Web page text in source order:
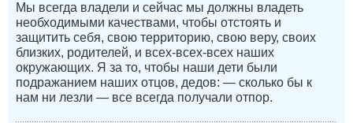
Мы всегда владели и сейчас мы должны владеть
необходимыми качествами, чтобы отстоять и
защитить себя, свою территорию, свою веру, своих
близких, родителей, и всех-всех-всех наших
окружающих. Я за то, чтобы наши дети были
подражанием наших отцов, дедов: — сколько бы к
нам ни лезли — все всегда получали отпор.